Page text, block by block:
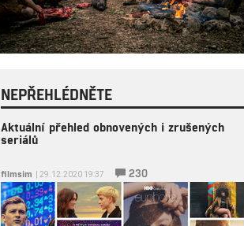
NEPŘEHLÉDNĚTE
Aktuální přehled obnovených i zrušených
seriálů
filmsim | 29.12.2020 19:37 230